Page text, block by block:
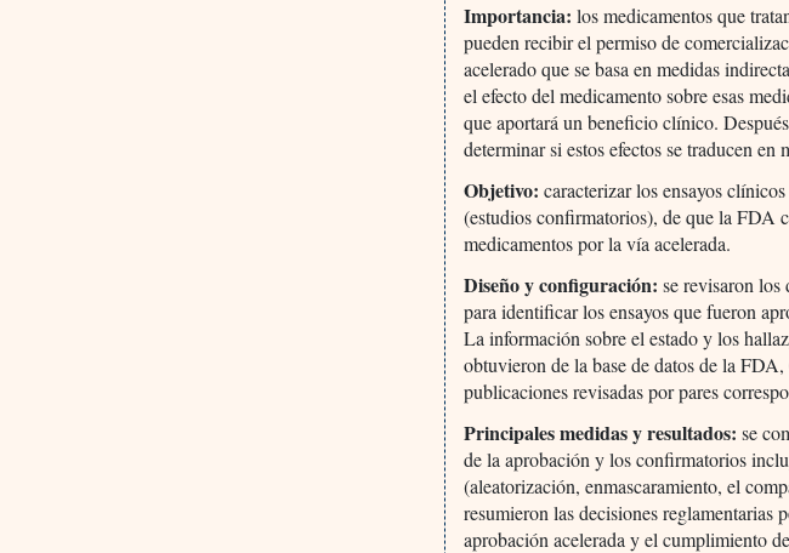
Importancia: los medicamentos que
pueden recibir el permiso de
acelerado que se basa en medidas
el efecto del medicamento sobre esas
que aportará un beneficio clínico.
determinar si estos efectos se traducen en
Objetivo: caracterizar los ensayos
(estudios confirmatorios), de que la FDA
medicamentos por la vía acelerada.
Diseño y configuración: se revisaron
para identificar los ensayos que fueron
La información sobre el estado y los
obtuvieron de la base de datos de la
publicaciones revisadas por pares
Principales medidas y resultados: se
de la aprobación y los confirmatorios
(aleatorización, enmascaramiento, el
resumieron las decisiones reglamentarias
aprobación acelerada y el cumplimiento